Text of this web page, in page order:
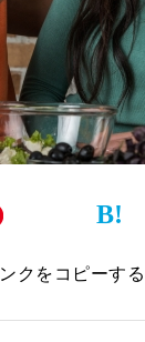
B!
クをコピーする